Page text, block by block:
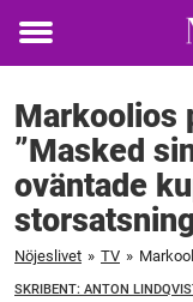
Toggle
Markoolios
”Masked
oväntade
Nöjeslivet » TV »
SKRIBENT: ANTON